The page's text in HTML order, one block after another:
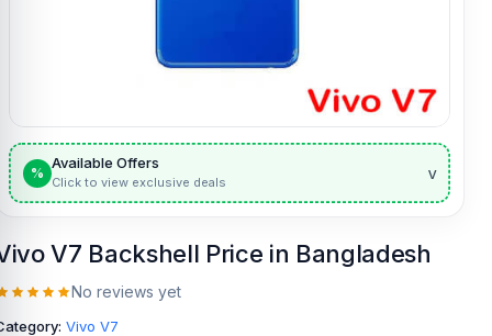
%
Available Offers
Click to view exclusive deals v
V7 Backshell Price in Bangladesh
No reviews yet
Vivo V7